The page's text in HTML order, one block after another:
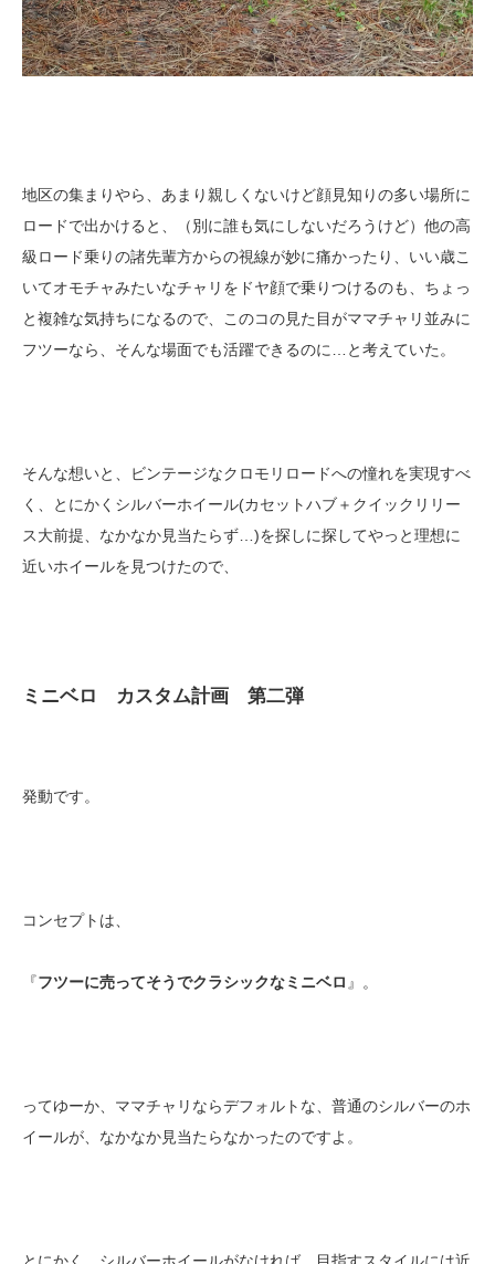
地区の集まりやら、あまり親しくないけど顔見知りの多い場所に
ロードで出かけると、（別に誰も気にしないだろうけど）他の高
級ロード乗りの諸先輩方からの視線が妙に痛かったり、いい歳こ
いてオモチャみたいなチャリをドヤ顔で乗りつけるのも、ちょっ
と複雑な気持ちになるので、このコの見た目がママチャリ並みに
フツーなら、そんな場面でも活躍できるのに…と考えていた。
そんな想いと、ビンテージなクロモリロードへの憧れを実現すべ
く、とにかくシルバーホイール(カセットハブ＋クイックリリー
ス大前提、なかなか見当たらず…)を探しに探してやっと理想に
近いホイールを見つけたので、
ミニベロ カスタム計画 第二弾
発動です。
コンセプトは、
『フツーに売ってそうでクラシックなミニベロ 』。
ってゆーか、ママチャリならデフォルトな、普通のシルバーのホ
イールが、なかなか見当たらなかったのですよ。